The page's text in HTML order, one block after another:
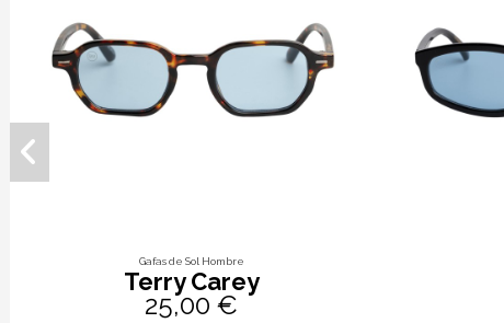
Gafas de Sol Hombre
Terry Carey
25,00 €